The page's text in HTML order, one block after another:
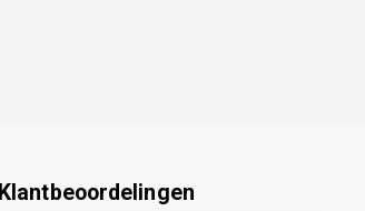
Klantbeoordelingen